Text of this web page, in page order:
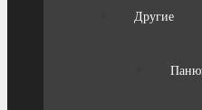
Другие